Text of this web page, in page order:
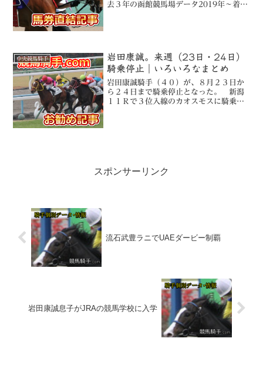
去３年の函館競馬場データ2019年～着度
中央競馬騎手
岩田康誠。来週（23日・24日）
騎乗停止｜いろいろなまとめ
岩田康誠騎手（４０）が、８月２３日か
ら２４日まで騎乗停止となった。 新潟
１１Ｒで３位入線のカオスモスに騎乗し
スポンサーリンク
流石武豊ラニでUAEダービー制覇
岩田康誠息子がJRAの競馬学校に入学